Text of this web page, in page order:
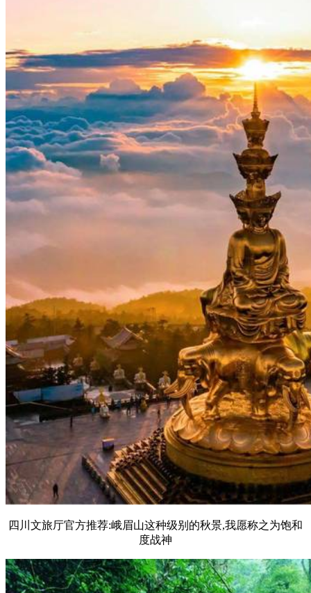
四川文旅厅官方推荐:峨眉山这种级别的秋景,我愿称之为饱和
度战神